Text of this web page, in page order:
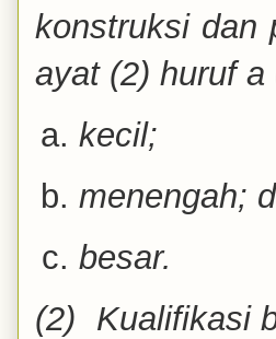
konstruksi dan
ayat (2) huruf
kecil;
menengah;
besar.
(2) Kualifikasi